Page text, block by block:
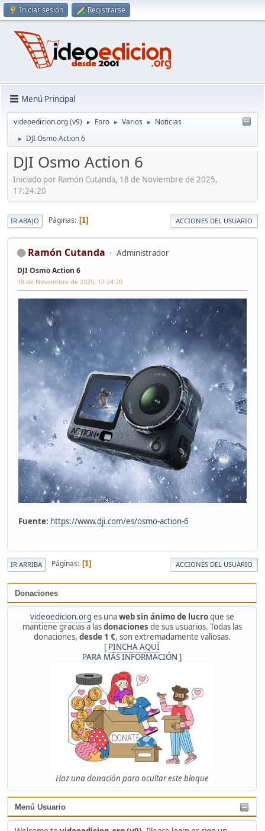
Iniciar sesión Registrarse
Menú Principal
videoedicion.org (v9) ► Foro ► Varios ► Noticias
► DJI Osmo Action 6
Donaciones
videoedicion.org es unaweb sin ánimo de lucroque se
mantiene gracias a lasdonaciones de sus usuarios. Todas las
donaciones, desde 1 €, son extremadamente valiosas.
[ PINCHA AQUÍ
PARA MÁS INFORMACIÓN ]
Haz una donación para ocultar este bloque
Menú Usuario
DJI Osmo Action 6
Iniciado por Ramón Cutanda, 18 de Noviembre de 2025,
17:24:20
IR ABAJO Páginas 1 ACCIONES DEL USUARIO
Ramón Cutanda Administrador
DJI Osmo Action 6
18 de Noviembre de 2025, 17:24:20
Fuente: https://www.dji.com/es/osmo-action-6
IR ARRIBA Páginas 1 ACCIONES DEL USUARIO